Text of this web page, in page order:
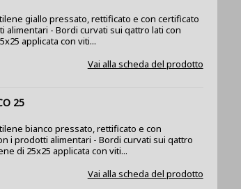
giallo pressato, rettificato e con certificato
alimentari - Bordi curvati sui qattro lati con
applicata con viti...
Vai alla scheda del prodotto
25
bianco pressato, rettificato e con
i prodotti alimentari - Bordi curvati sui qattro
di 25x25 applicata con viti...
Vai alla scheda del prodotto